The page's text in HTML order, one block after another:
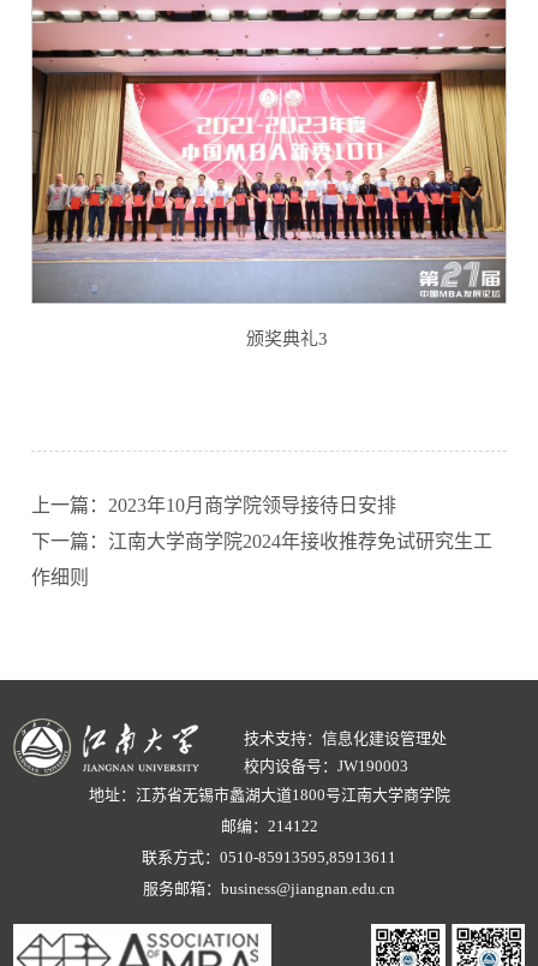
颁奖典礼3
上一篇：2023年10月商学院领导接待日安排
下一篇：江南大学商学院2024年接收推荐免试研究生工
作细则
技术支持：信息化建设管理处
校内设备号：JW190003
地址：江苏省无锡市蠡湖大道1800号江南大学商学院
邮编：214122
联系方式：0510-85913595,85913611
服务邮箱：business@jiangnan.edu.cn